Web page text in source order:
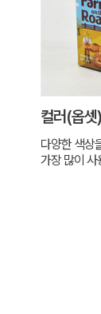
컬러(옵셋
다양한 색상
가장 많이 사